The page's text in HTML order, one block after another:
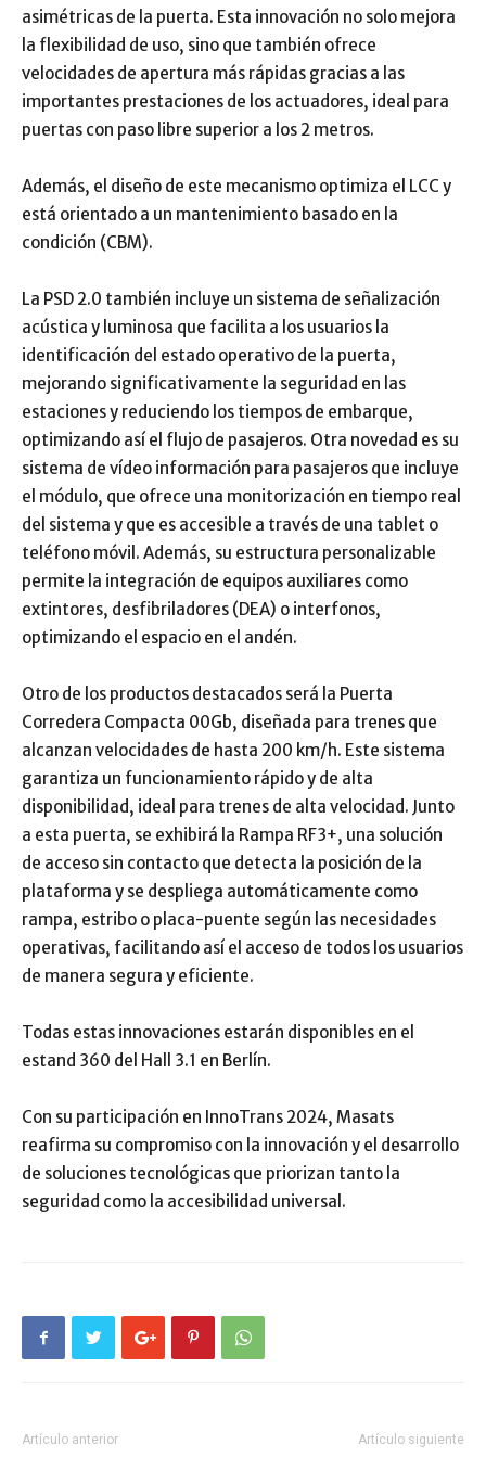
asimétricas de la puerta. Esta innovación no solo mejora
la flexibilidad de uso, sino que también ofrece
velocidades de apertura más rápidas gracias a las
importantes prestaciones de los actuadores, ideal para
puertas con paso libre superior a los 2 metros.
Además, el diseño de este mecanismo optimiza el LCC y
está orientado a un mantenimiento basado en la
condición (CBM).
La PSD 2.0 también incluye un sistema de señalización
acústica y luminosa que facilita a los usuarios la
identificación del estado operativo de la puerta,
mejorando significativamente la seguridad en las
estaciones y reduciendo los tiempos de embarque,
optimizando así el flujo de pasajeros. Otra novedad es su
sistema de vídeo información para pasajeros que incluye
el módulo, que ofrece una monitorización en tiempo real
del sistema y que es accesible a través de una tablet o
teléfono móvil. Además, su estructura personalizable
permite la integración de equipos auxiliares como
extintores, desfibriladores (DEA) o interfonos,
optimizando el espacio en el andén.
Otro de los productos destacados será la Puerta
Corredera Compacta 00Gb, diseñada para trenes que
alcanzan velocidades de hasta 200 km/h. Este sistema
garantiza un funcionamiento rápido y de alta
disponibilidad, ideal para trenes de alta velocidad. Junto
a esta puerta, se exhibirá la Rampa RF3+, una solución
de acceso sin contacto que detecta la posición de la
plataforma y se despliega automáticamente como
rampa, estribo o placa-puente según las necesidades
operativas, facilitando así el acceso de todos los usuarios
de manera segura y eficiente.
Todas estas innovaciones estarán disponibles en el
estand 360 del Hall 3.1 en Berlín.
Con su participación en InnoTrans 2024, Masats
reafirma su compromiso con la innovación y el desarrollo
de soluciones tecnológicas que priorizan tanto la
seguridad como la accesibilidad universal.
Artículo anterior Artículo siguiente